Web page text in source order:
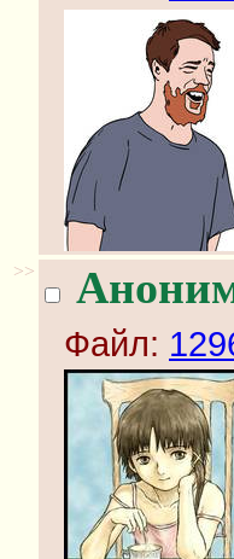
>>
Файл: